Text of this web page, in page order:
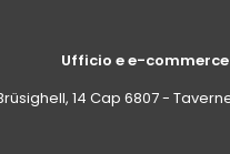
Ufficio e e-commerce
14 Cap 6807 -